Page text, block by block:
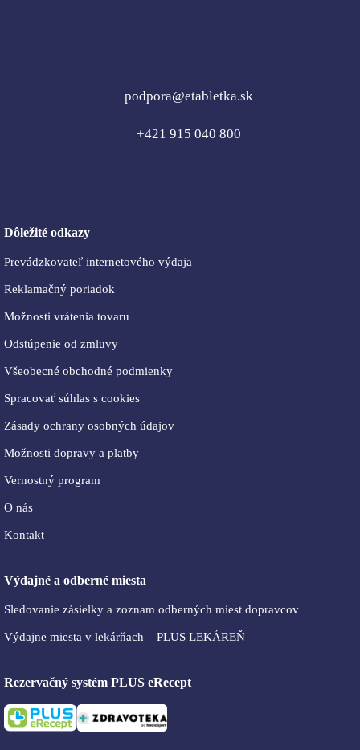
podpora@etabletka.sk
+421 915 040 800
Dôležité odkazy
Prevádzkovateľ internetového výdaja
Reklamačný poriadok
Možnosti vrátenia tovaru
Odstúpenie od zmluvy
Všeobecné obchodné podmienky
Spracovať súhlas s cookies
Zásady ochrany osobných údajov
Možnosti dopravy a platby
Vernostný program
O nás
Kontakt
Výdajné a odberné miesta
Sledovanie zásielky a zoznam odberných miest dopravcov
Výdajne miesta v lekárňach – PLUS LEKÁREŇ
Rezervačný systém PLUS eRecept